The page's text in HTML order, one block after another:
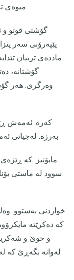
میوەی
گۆشتی قوتو و
پێپەرۆنی سەر
ماددەی ترییان
گۆشتانە،
کەرە: ئەمەش
بەرزە. لەجیاتی
مایۆنیز: کە
سوود لە ماستی
خواردنی بەستوو:
کە دەکرێتە
و خوێ و